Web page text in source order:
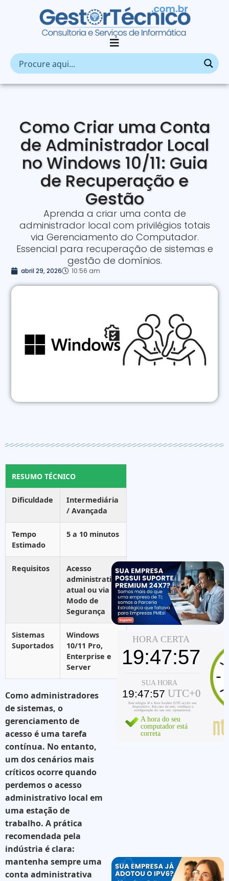
Como Criar uma Conta
de Administrador Local
no Windows 10/11: Guia
de Recuperação e
Gestão
Aprenda a criar uma conta de
administrador local com privilégios totais
via Gerenciamento do Computador.
Essencial para recuperação de sistemas e
gestão de domínios.
abril 29, 2026 10:56 am
RESUMO TÉCNICO
Dificuldade
Intermediária
/ Avançada
Tempo
Estimado
5 a 10 minutos
Requisitos
Acesso
administrativo
atual ou via
Modo de
Segurança
Sistemas
Suportados
Windows
10/11 Pro,
Enterprise e
Server
Como administradores
de sistemas, o
gerenciamento de
acesso é uma tarefa
contínua. No entanto,
um dos cenários mais
críticos ocorre quando
perdemos o acesso
administrativo local em
uma estação de
trabalho. A prática
recomendada pela
indústria é clara:
mantenha sempre uma
conta administrativa